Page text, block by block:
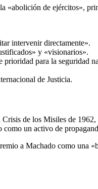
«abolición de ejércitos»,
intervenir directamente».
y «visionarios».
para la seguridad
de Justicia.
de los Misiles de
un activo de
a Machado como una